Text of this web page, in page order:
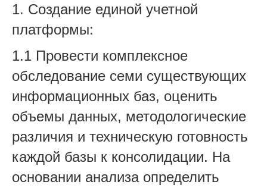
1. Создание единой учетной
платформы:
1.1 Провести комплексное
обследование семи существующих
информационных баз, оценить
объемы данных, методологические
различия и техническую готовность
каждой базы к консолидации. На
основании анализа определить